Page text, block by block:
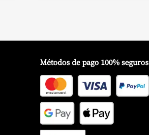
€
Métodos de pago 100% seguros